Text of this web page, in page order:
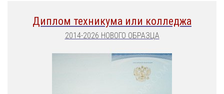
Диплом техникума или колледжа
2014-2026 НОВОГО ОБРАЗЦА